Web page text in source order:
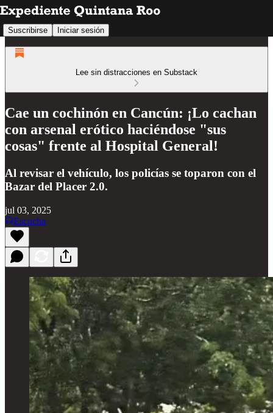
Suscribirse Iniciar sesión
Lee sin distracciones en Substack
Cae un cochinón en Cancún: ¡Lo cachan
con arsenal erótico haciéndose "sus
cosas" frente al Hospital General!
Al revisar el vehículo, los policías se toparon con el
Bazar del Placer 2.0.
jul 03, 2025
Escucha